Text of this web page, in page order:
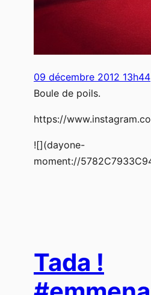
09 décembre 2012 13h44
Boule de poils.
https://
![](dayone-
moment://
Tada !